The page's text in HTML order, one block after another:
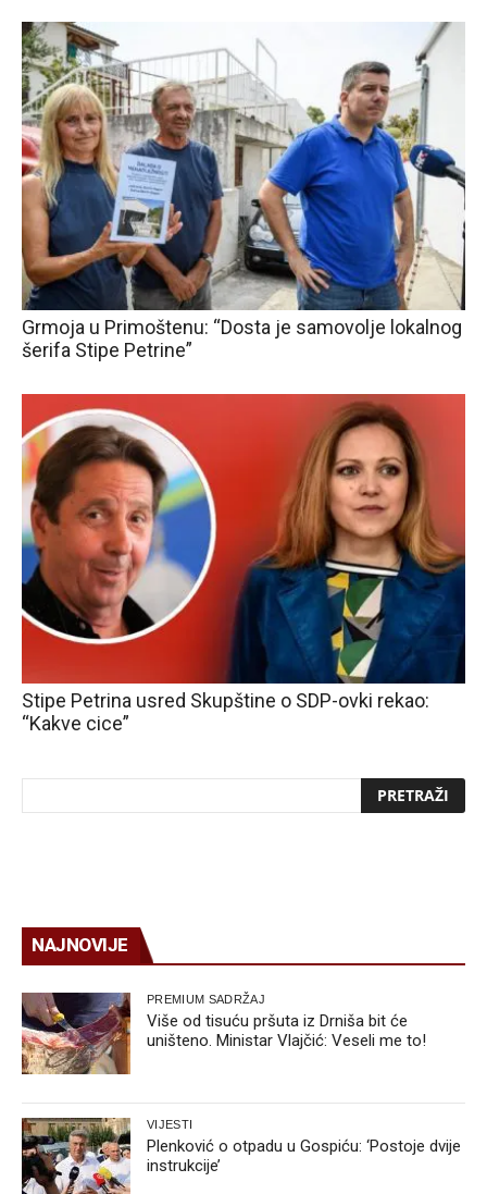
Grmoja u Primoštenu: “Dosta je samovolje lokalnog
šerifa Stipe Petrine”
Stipe Petrina usred Skupštine o SDP-ovki rekao:
“Kakve cice”
NAJNOVIJE
PREMIUM SADRŽAJ
Više od tisuću pršuta iz Drniša bit će
uništeno. Ministar Vlajčić: Veseli me to!
VIJESTI
Plenković o otpadu u Gospiću: ‘Postoje dvije
instrukcije’